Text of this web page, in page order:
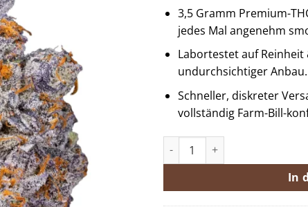
3,5 Gramm Premium-
jedes Mal angenehm
Labortestet auf Reinheit
undurchsichtiger Anbau.
Schneller, diskreter
vollständig Farm-Bill-
Premium THCa Flower Biscotti
In